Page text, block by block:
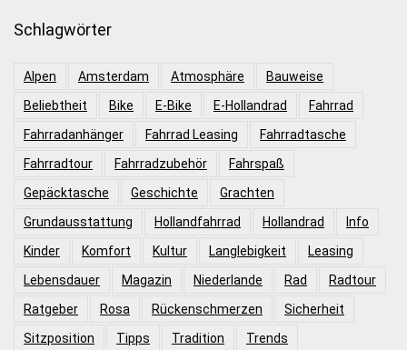
Schlagwörter
Alpen Amsterdam Atmosphäre
Bauweise
Beliebtheit
Bike E-Bike E-Hollandrad
Fahrrad
Fahrradanhänger
Fahrrad Leasing
Fahrradtasche
Fahrradtour
Fahrradzubehör
Fahrspaß
Gepäcktasche
Geschichte
Grachten
Grundausstattung
Hollandfahrrad Hollandrad
Info
Kinder
Komfort Kultur Langlebigkeit
Leasing
Lebensdauer
Magazin Niederlande Rad
Radtour
Ratgeber
Rosa Rückenschmerzen
Sicherheit
Sitzposition
Tipps Tradition
Trends